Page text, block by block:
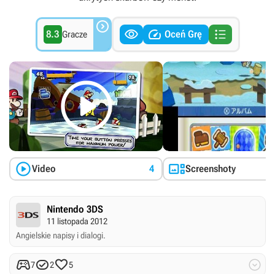
8.3 Gracze    Oceń Grę 

Video 4 Screenshoty
Nintendo 3DS
11 listopada 2012
Angielskie napisy i dialogi.
725 